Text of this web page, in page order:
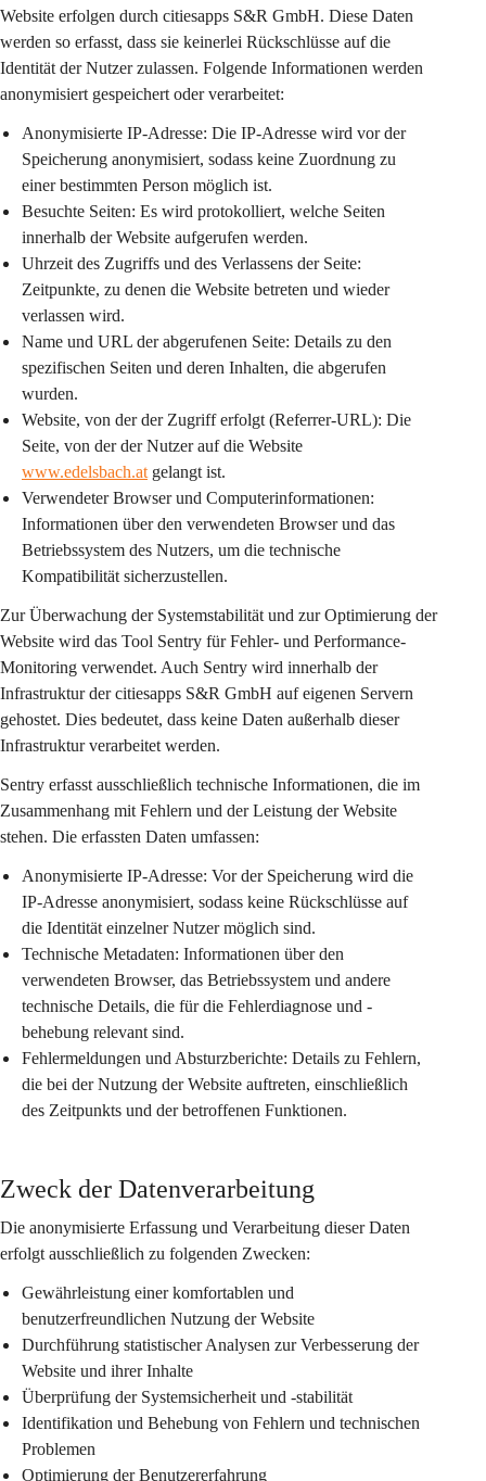
Website erfolgen durch citiesapps S&R GmbH. Diese Daten
werden so erfasst, dass sie keinerlei Rückschlüsse auf die
Identität der Nutzer zulassen. Folgende Informationen werden
anonymisiert gespeichert oder verarbeitet:
Anonymisierte IP-Adresse: Die IP-Adresse wird vor der
Speicherung anonymisiert, sodass keine Zuordnung zu
einer bestimmten Person möglich ist.
Besuchte Seiten: Es wird protokolliert, welche Seiten
innerhalb der Website aufgerufen werden.
Uhrzeit des Zugriffs und des Verlassens der Seite:
Zeitpunkte, zu denen die Website betreten und wieder
verlassen wird.
Name und URL der abgerufenen Seite: Details zu den
spezifischen Seiten und deren Inhalten, die abgerufen
wurden.
Website, von der der Zugriff erfolgt (Referrer-URL): Die
Seite, von der der Nutzer auf die Website
www.edelsbach.at gelangt ist.
Verwendeter Browser und Computerinformationen:
Informationen über den verwendeten Browser und das
Betriebssystem des Nutzers, um die technische
Kompatibilität sicherzustellen.
Zur Überwachung der Systemstabilität und zur Optimierung der
Website wird das Tool Sentry für Fehler- und Performance-
Monitoring verwendet. Auch Sentry wird innerhalb der
Infrastruktur der citiesapps S&R GmbH auf eigenen Servern
gehostet. Dies bedeutet, dass keine Daten außerhalb dieser
Infrastruktur verarbeitet werden.
Sentry erfasst ausschließlich technische Informationen, die im
Zusammenhang mit Fehlern und der Leistung der Website
stehen. Die erfassten Daten umfassen:
Anonymisierte IP-Adresse: Vor der Speicherung wird die
IP-Adresse anonymisiert, sodass keine Rückschlüsse auf
die Identität einzelner Nutzer möglich sind.
Technische Metadaten: Informationen über den
verwendeten Browser, das Betriebssystem und andere
technische Details, die für die Fehlerdiagnose und -
behebung relevant sind.
Fehlermeldungen und Absturzberichte: Details zu Fehlern,
die bei der Nutzung der Website auftreten, einschließlich
des Zeitpunkts und der betroffenen Funktionen.
Zweck der Datenverarbeitung
Die anonymisierte Erfassung und Verarbeitung dieser Daten
erfolgt ausschließlich zu folgenden Zwecken:
Gewährleistung einer komfortablen und
benutzerfreundlichen Nutzung der Website
Durchführung statistischer Analysen zur Verbesserung der
Website und ihrer Inhalte
Überprüfung der Systemsicherheit und -stabilität
Identifikation und Behebung von Fehlern und technischen
Problemen
Optimierung der Benutzererfahrung